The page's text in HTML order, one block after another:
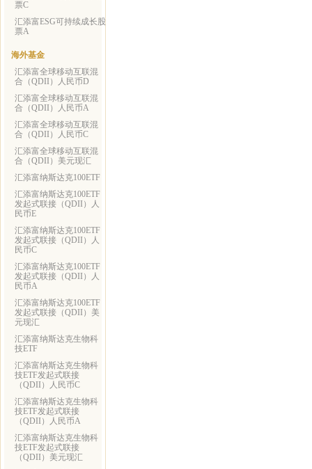
票C
汇添富ESG可持续成长股
票A
海外基金
汇添富全球移动互联混
合（QDII）人民币D
汇添富全球移动互联混
合（QDII）人民币A
汇添富全球移动互联混
合（QDII）人民币C
汇添富全球移动互联混
合（QDII）美元现汇
汇添富纳斯达克100ETF
汇添富纳斯达克100ETF
发起式联接（QDII）人
民币E
汇添富纳斯达克100ETF
发起式联接（QDII）人
民币C
汇添富纳斯达克100ETF
发起式联接（QDII）人
民币A
汇添富纳斯达克100ETF
发起式联接（QDII）美
元现汇
汇添富纳斯达克生物科
技ETF
汇添富纳斯达克生物科
技ETF发起式联接
（QDII）人民币C
汇添富纳斯达克生物科
技ETF发起式联接
（QDII）人民币A
汇添富纳斯达克生物科
技ETF发起式联接
（QDII）美元现汇